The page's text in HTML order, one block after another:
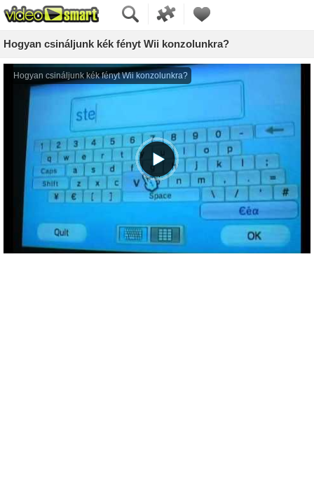
Hogyan csináljunk kék fényt Wii konzolunkra?